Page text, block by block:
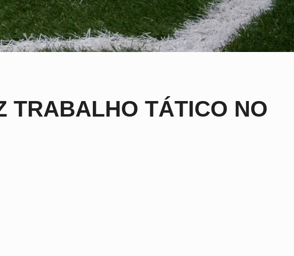
TRABALHO TÁTICO NO